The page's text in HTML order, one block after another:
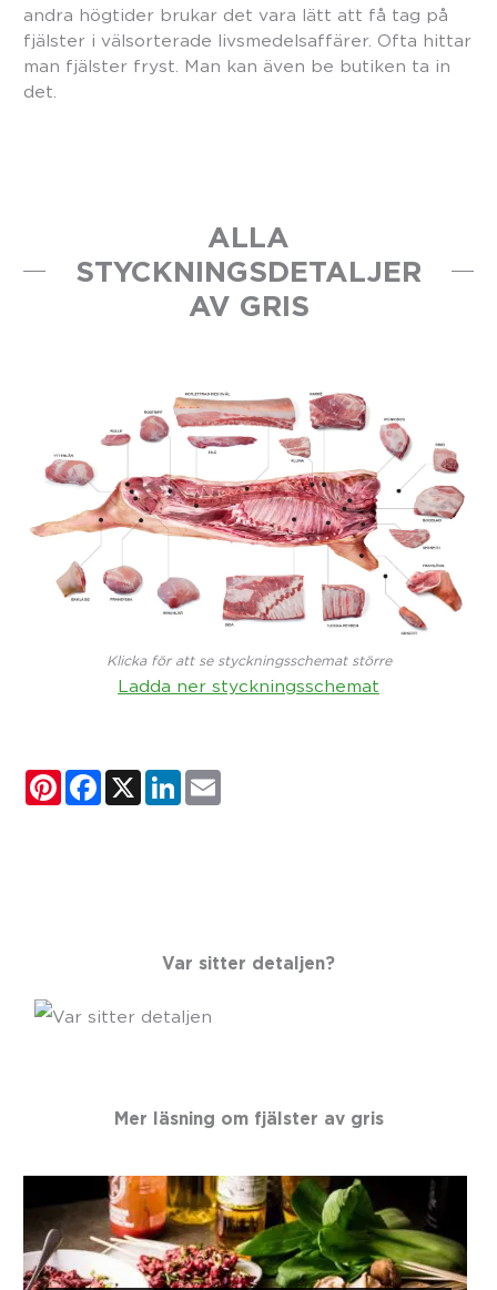
andra högtider brukar det vara lätt att få tag på
fjälster i välsorterade livsmedelsaffärer. Ofta hittar
man fjälster fryst. Man kan även be butiken ta in
det.
ALLA
STYCKNINGSDETALJER
AV GRIS
Klicka för att se styckningsschemat större
Ladda ner styckningsschemat
PinterestFacebook
X LinkedIn
Var sitter detaljen?
Mer läsning om fjälster av gris